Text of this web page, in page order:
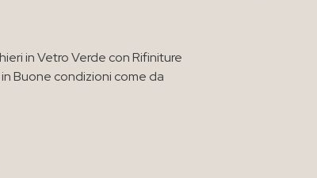
in Vetro Verde con Rifiniture
Buone condizioni come da